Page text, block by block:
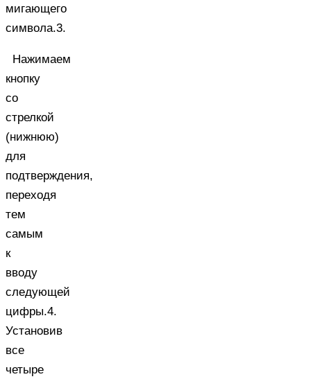
мигающего
символа.3.
Нажимаем
кнопку
со
стрелкой
(нижнюю)
для
подтверждения,
переходя
тем
самым
к
вводу
следующей
цифры.4.
Установив
все
четыре